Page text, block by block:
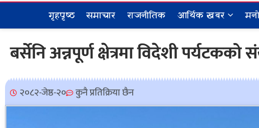
गृहपृष्ठ समाचार राजनीतिक आर्थिक खबर
बर्सेनि अन्नपूर्ण क्षेत्रमा विदेशी पर्यटकको
२०८२-जेष्ठ-२० कुनै प्रतिक्रिया छैन